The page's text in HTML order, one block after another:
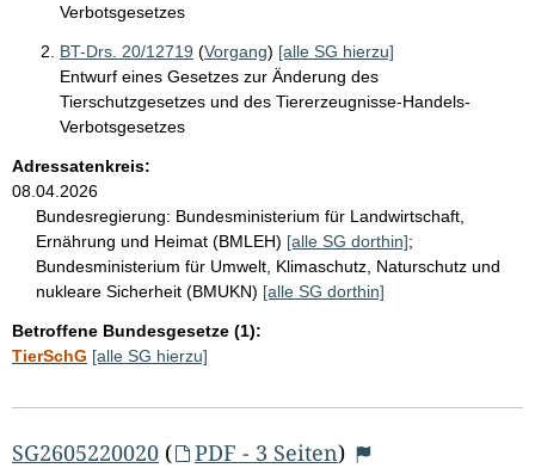
Verbotsgesetzes
BT-Drs. 20/12719 (Vorgang) [alle SG hierzu]
Entwurf eines Gesetzes zur Änderung des
Tierschutzgesetzes und des Tiererzeugnisse-Handels-
Verbotsgesetzes
Adressatenkreis:
08.04.2026
Bundesregierung: Bundesministerium für Landwirtschaft,
Ernährung und Heimat (BMLEH) [alle SG dorthin];
Bundesministerium für Umwelt, Klimaschutz, Naturschutz und
nukleare Sicherheit (BMUKN) [alle SG dorthin]
Betroffene Bundesgesetze (1):
TierSchG [alle SG hierzu]
SG2605220020 ( PDF - 3 Seiten)